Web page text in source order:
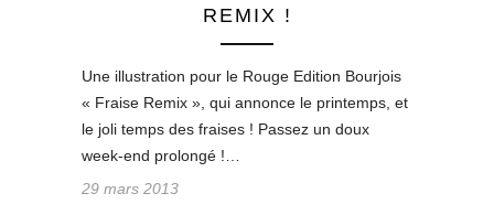
REMIX !
Une illustration pour le Rouge Edition Bourjois
« Fraise Remix », qui annonce le printemps, et
le joli temps des fraises ! Passez un doux
week-end prolongé !…
29 mars 2013